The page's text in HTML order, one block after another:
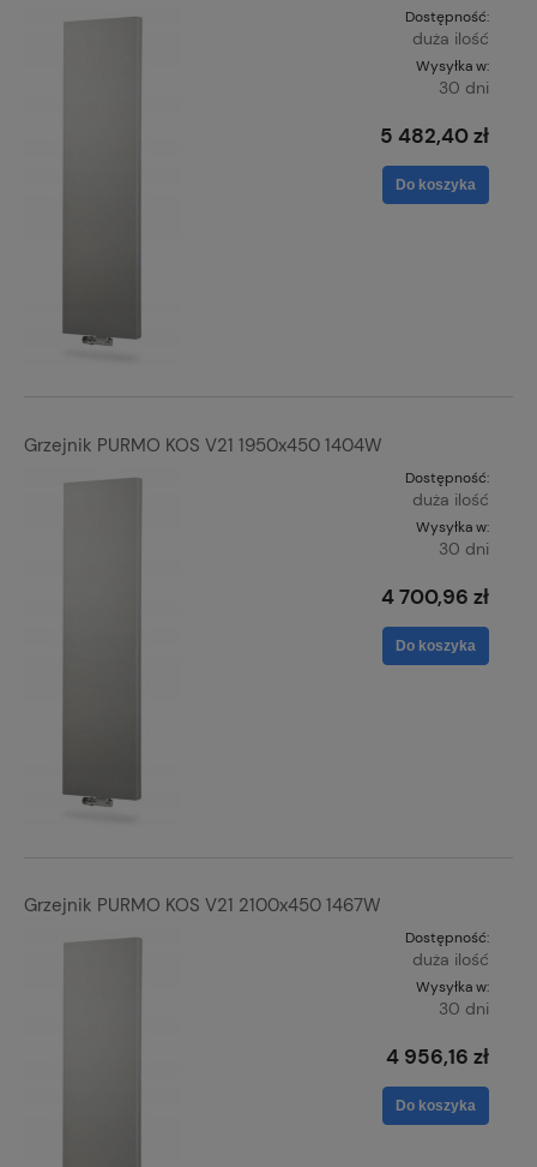
Dostępność:
duża ilość
Wysyłka w:
30 dni
5 482,40 zł
Do koszyka
Grzejnik PURMO KOS V21 1950x450 1404W
Dostępność:
duża ilość
Wysyłka w:
30 dni
4 700,96 zł
Do koszyka
Grzejnik PURMO KOS V21 2100x450 1467W
Dostępność:
duża ilość
Wysyłka w:
30 dni
4 956,16 zł
Do koszyka